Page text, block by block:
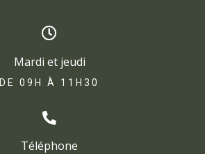
Mardi et jeudi
DE 09H À 11H30
Téléphone